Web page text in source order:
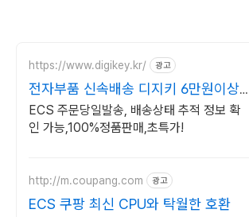
https://www.digikey.kr/ 광고
전자부품 신속배송 디지키 6만원이상
무료배송,당일발송
ECS 주문당일발송, 배송상태 추적 정보 확
인 가능,100%정품판매,초특가!
http://m.coupang.com 광고
ECS 쿠팡 최신 CPU와 탁월한 호환